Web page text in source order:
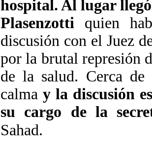
hospital. Al lugar
Plasenzotti quien
discusión con el Juez
por la brutal represión
de la salud. Cerca de
calma y la discusión
su cargo de la
Sahad.